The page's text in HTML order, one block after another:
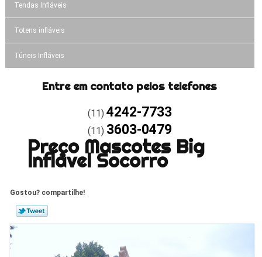
Tendas Infláveis
Totens infláveis
Túneis Infláveis
Entre em contato pelos telefones
(11) 4242-7733
(11) 3603-0479
Preço Mascotes Big
Inflável Socorro
Gostou? compartilhe!